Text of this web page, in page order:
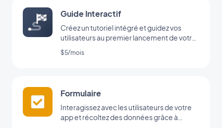
Guide Interactif
Créez un tutoriel intégré et guidez vos
utilisateurs au premier lancement de votre
app
$5/mois
Formulaire
Interagissez avec les utilisateurs de votre
app et récoltez des données grâce à